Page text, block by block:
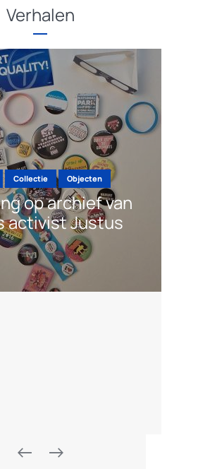
Verhalen
Collectie Objecten
op archief van
activist Justus